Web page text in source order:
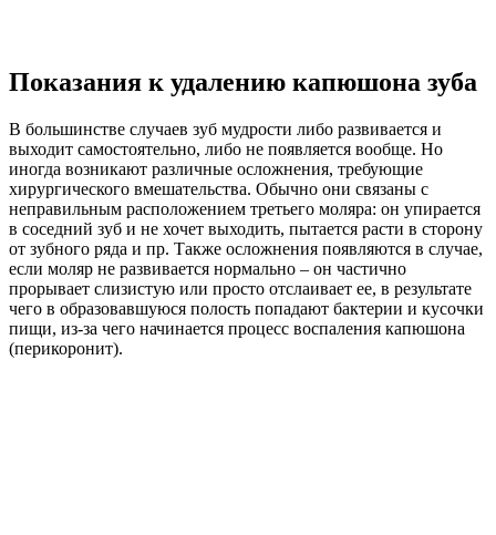
Показания к удалению капюшона зуба
В большинстве случаев зуб мудрости либо развивается и
выходит самостоятельно, либо не появляется вообще. Но
иногда возникают различные осложнения, требующие
хирургического вмешательства. Обычно они связаны с
неправильным расположением третьего моляра: он упирается
в соседний зуб и не хочет выходить, пытается расти в сторону
от зубного ряда и пр. Также осложнения появляются в случае,
если моляр не развивается нормально – он частично
прорывает слизистую или просто отслаивает ее, в результате
чего в образовавшуюся полость попадают бактерии и кусочки
пищи, из-за чего начинается процесс воспаления капюшона
(перикоронит).